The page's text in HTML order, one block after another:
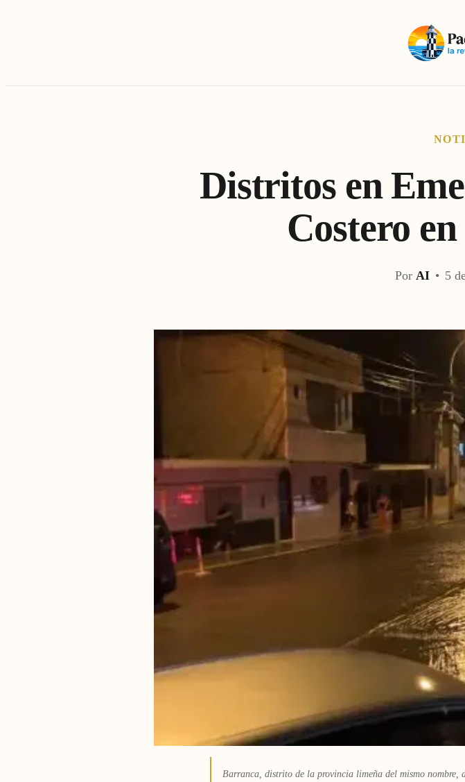
Distritos en
Costero
Por AI • 5
Barranca, distrito de la provincia limeña del mismo nombre,